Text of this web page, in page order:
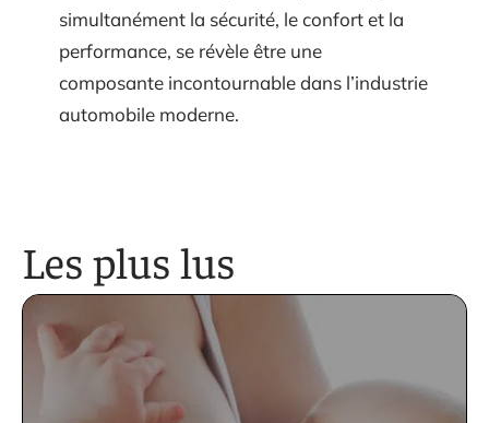
simultanément la sécurité, le confort et la
performance, se révèle être une
composante incontournable dans l’industrie
automobile moderne.
Les plus lus